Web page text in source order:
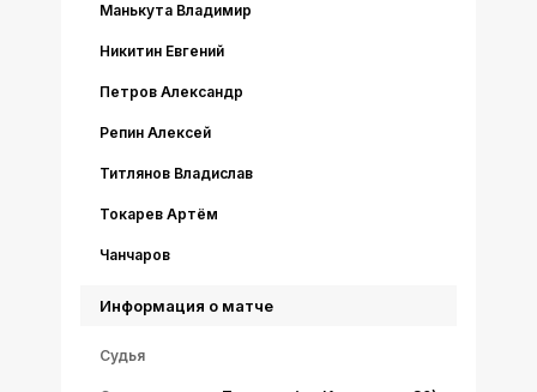
Манькута Владимир
Никитин Евгений
Петров Александр
Репин Алексей
Титлянов Владислав
Токарев Артём
Чанчаров
Информация о матче
Судья